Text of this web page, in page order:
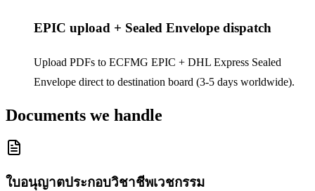
EPIC upload + Sealed Envelope dispatch
Upload PDFs to ECFMG EPIC + DHL Express Sealed
Envelope direct to destination board (3-5 days worldwide).
Documents we handle
ใบอนุญาตประกอบวิชาชีพเวชกรรม